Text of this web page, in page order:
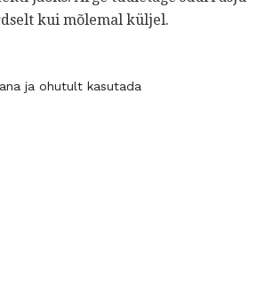
kui mõlemal küljel.
ja ohutult kasutada